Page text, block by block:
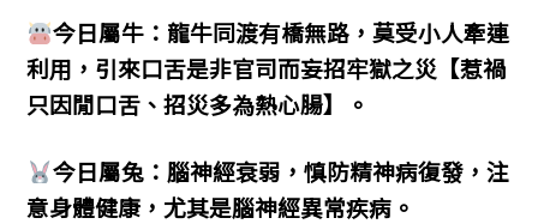
今日屬牛：龍牛同渡有橋無路，莫受小人牽連
利用，引來口舌是非官司而妄招牢獄之災【惹禍
只因閒口舌、招災多為熱心腸】。
今日屬兔：腦神經衰弱，慎防精神病復發，注
意身體健康，尤其是腦神經異常疾病。